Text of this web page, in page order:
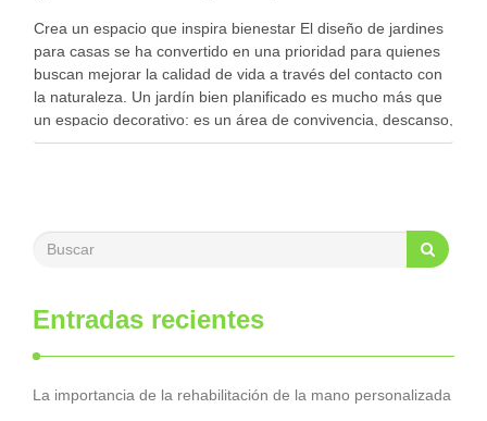
Crea un espacio que inspira bienestar El diseño de jardines
para casas se ha convertido en una prioridad para quienes
buscan mejorar la calidad de vida a través del contacto con
la naturaleza. Un jardín bien planificado es mucho más que
un espacio decorativo: es un área de convivencia, descanso,
…
Entradas recientes
La importancia de la rehabilitación de la mano personalizada